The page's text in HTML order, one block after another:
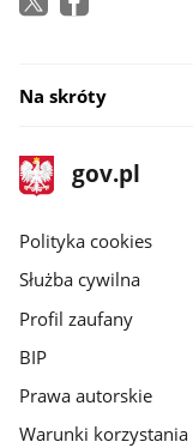
Na skróty
stopka
gov.pl
Strona
gov.pl
gov.pl
Polityka cookies
Służba cywilna
Profil zaufany
BIP
Prawa autorskie
Warunki korzystania